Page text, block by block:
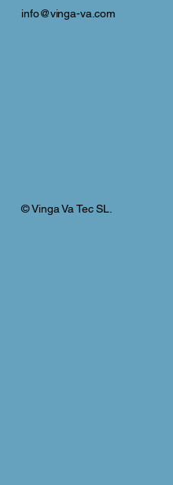
info@vinga-va.com
© Vinga Va Tec SL.